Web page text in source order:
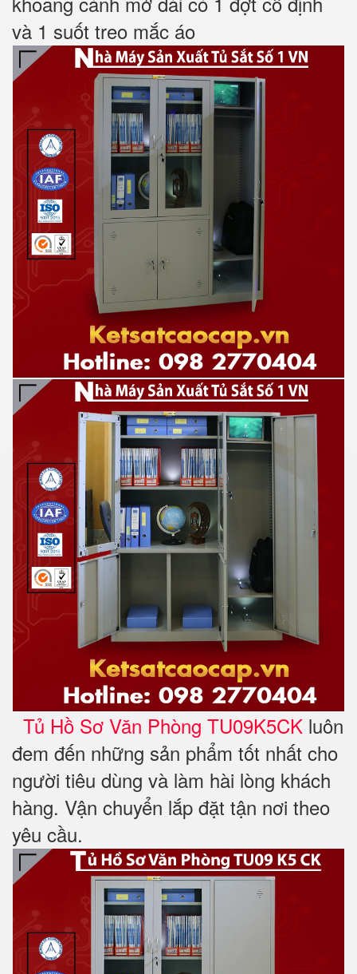
và 1 suốt treo mắc áo
Tủ Hồ Sơ Văn Phòng TU09K5CK luôn
đem đến những sản phẩm tốt nhất cho
người tiêu dùng và làm hài lòng khách
hàng. Vận chuyển lắp đặt tận nơi theo
yêu cầu.